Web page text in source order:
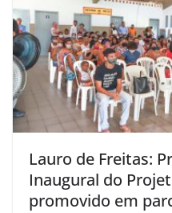
Lauro de Freitas:
Inaugural do
promovido em